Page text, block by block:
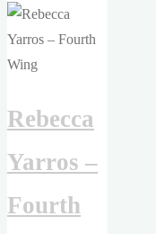
Iron
Rebecca
Yarros –
Fourth